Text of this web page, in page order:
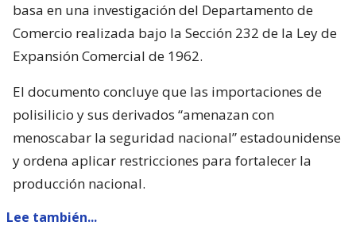
basa en una investigación del Departamento de
Comercio realizada bajo la Sección 232 de la Ley de
Expansión Comercial de 1962.
El documento concluye que las importaciones de
polisilicio y sus derivados “amenazan con
menoscabar la seguridad nacional” estadounidense
y ordena aplicar restricciones para fortalecer la
producción nacional.
Lee también...